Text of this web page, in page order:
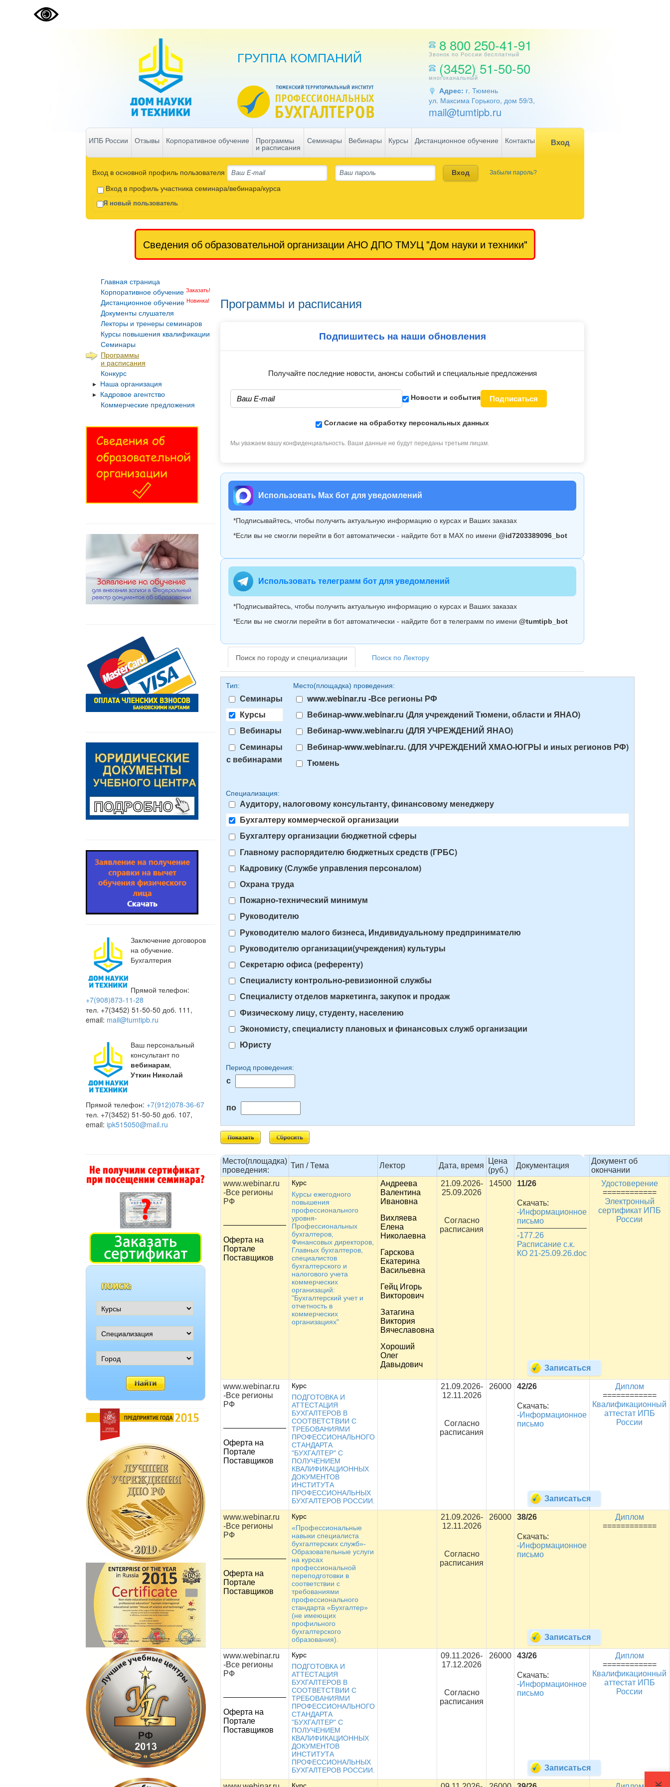
ГРУППА КОМПАНИЙ
8 800 250-41-91
Звонок по России бесплатный
(3452) 51-50-50
многоканальный
Адрес: г. Тюмень
ул. Максима Горького, дом 59/3,
mail@tumtipb.ru
ИПБ России Отзывы Корпоративное обучение
Программы
и расписания
Семинары Вебинары Курсы Дистанционное обучение Контакты Вход
Вход в основной профиль пользователя Забыли пароль?
Вход в профиль участника семинара/вебинара/курса
Я новый пользователь
Сведения об образовательной организации АНО ДПО ТМУЦ "Дом науки и техники"
Главная страница
Корпоративное обучение Заказать!
Дистанционное обучение Новинка!
Документы слушателя
Лекторы и тренеры семинаров
Курсы повышения квалификации
Семинары
Программы
и расписания
Конкурс
Наша организация
Кадровое агентство
Коммерческие предложения
Заключение договоров
на обучение.
Бухгалтерия
Прямой телефон:
+7(908)873-11-28
тел. +7(3452) 51-50-50 доб. 111,
email: mail@tumtipb.ru
Ваш персональный
консультант по
вебинарам,
Уткин Николай
Прямой телефон: +7(912)078-36-67
тел. +7(3452) 51-50-50 доб. 107,
email: ipk515050@mail.ru
Программы и расписания
Подпишитесь на наши обновления
Получайте последние новости, анонсы событий и специальные предложения
Новости и события Подписаться
Согласие на обработку персональных данных
Мы уважаем вашу конфиденциальность. Ваши данные не будут переданы третьим лицам.
Использовать Max бот для уведомлений
*Подписывайтесь, чтобы получить актуальную информацию о курсах и Ваших заказах
*Если вы не смогли перейти в бот автоматически - найдите бот в МАХ по имени @id7203389096_bot
Использовать телеграмм бот для уведомлений
*Подписывайтесь, чтобы получить актуальную информацию о курсах и Ваших заказах
*Если вы не смогли перейти в бот автоматически - найдите бот в телеграмм по имени @tumtipb_bot
Поиск по городу и специализации Поиск по Лектору
Тип: Место(площадка) проведения:
Семинары
Курсы
Вебинары
Семинары
с вебинарами
www.webinar.ru -Все регионы РФ
Вебинар-www.webinar.ru (Для учреждений Тюмени, области и ЯНАО)
Вебинар-www.webinar.ru (ДЛЯ УЧРЕЖДЕНИЙ ЯНАО)
Вебинар-www.webinar.ru. (ДЛЯ УЧРЕЖДЕНИЙ ХМАО-ЮГРЫ и иных регионов РФ)
Тюмень
Специализация:
Аудитору, налоговому консультанту, финансовому менеджеру
Бухгалтеру коммерческой организации
Бухгалтеру организации бюджетной сферы
Главному распорядителю бюджетных средств (ГРБС)
Кадровику (Службе управления персоналом)
Охрана труда
Пожарно-технический минимум
Руководителю
Руководителю малого бизнеса, Индивидуальному предпринимателю
Руководителю организации(учреждения) культуры
Секретарю офиса (референту)
Специалисту контрольно-ревизионной службы
Специалисту отделов маркетинга, закупок и продаж
Физическому лицу, студенту, населению
Экономисту, специалисту плановых и финансовых служб организации
Юристу
Период проведения:
с
по
Место(площадка)
проведения:
Тип / Тема Лектор Дата, время
Цена
(руб.)
Документация
Документ об
окончании
www.webinar.ru
-Все регионы
РФ
Оферта на
Портале
Поставщиков
Курс
Курсы ежегодного
повышения
профессионального
уровня-
Профессиональных
бухгалтеров,
Финансовых директоров,
Главных бухгалтеров,
специалистов
бухгалтерского и
налогового учета
коммерческих
организаций:
"Бухгалтерский учет и
отчетность в
коммерческих
организациях"
Андреева
Валентина
Ивановна
Вихляева
Елена
Николаевна
Гарскова
Екатерина
Васильевна
Гейц Игорь
Викторович
Затагина
Виктория
Вячеславовна
Хороший
Олег
Давыдович
21.09.2026-
25.09.2026
Согласно
расписания
14500 11/26
Скачать:
-Информационное
письмо
-177.26
Расписание с.к.
КО 21-25.09.26.doc
Удостоверение
============
Электронный
сертификат ИПБ
России
Записаться
www.webinar.ru
-Все регионы
РФ
Оферта на
Портале
Поставщиков
Курс
ПОДГОТОВКА И
АТТЕСТАЦИЯ
БУХГАЛТЕРОВ В
СООТВЕТСТВИИ С
ТРЕБОВАНИЯМИ
ПРОФЕССИОНАЛЬНОГО
СТАНДАРТА
"БУХГАЛТЕР" С
ПОЛУЧЕНИЕМ
КВАЛИФИКАЦИОННЫХ
ДОКУМЕНТОВ
ИНСТИТУТА
ПРОФЕССИОНАЛЬНЫХ
БУХГАЛТЕРОВ РОССИИ.
21.09.2026-
12.11.2026
Согласно
расписания
26000 42/26
Скачать:
-Информационное
письмо
Диплом
============
Квалификационный
аттестат ИПБ
России
Записаться
www.webinar.ru
-Все регионы
РФ
Оферта на
Портале
Поставщиков
Курс
«Профессиональные
навыки специалиста
бухгалтерских служб»-
Образовательные услуги
на курсах
профессиональной
переподготовки в
соответствии с
требованиями
профессионального
стандарта «Бухгалтер»
(не имеющих
профильного
бухгалтерского
образования).
21.09.2026-
12.11.2026
Согласно
расписания
26000 38/26
Скачать:
-Информационное
письмо
Диплом
============
Записаться
www.webinar.ru
-Все регионы
РФ
Оферта на
Портале
Поставщиков
Курс
ПОДГОТОВКА И
АТТЕСТАЦИЯ
БУХГАЛТЕРОВ В
СООТВЕТСТВИИ С
ТРЕБОВАНИЯМИ
ПРОФЕССИОНАЛЬНОГО
СТАНДАРТА
"БУХГАЛТЕР" С
ПОЛУЧЕНИЕМ
КВАЛИФИКАЦИОННЫХ
ДОКУМЕНТОВ
ИНСТИТУТА
ПРОФЕССИОНАЛЬНЫХ
БУХГАЛТЕРОВ РОССИИ.
09.11.2026-
17.12.2026
Согласно
расписания
26000 43/26
Скачать:
-Информационное
письмо
Диплом
============
Квалификационный
аттестат ИПБ
России
Записаться